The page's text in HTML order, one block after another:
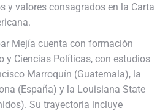
y valores consagrados en la Carta
Mejía cuenta con formación
y Ciencias Políticas, con estudios
Marroquín (Guatemala), la
(España) y la Louisiana State
Su trayectoria incluye